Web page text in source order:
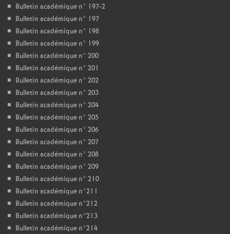
Bulletin académique n° 197-2
Bulletin académique n° 197
Bulletin académique n° 198
Bulletin académique n° 199
Bulletin académique n° 200
Bulletin académique n° 201
Bulletin académique n° 202
Bulletin académique n° 203
Bulletin académique n° 204
Bulletin académique n° 205
Bulletin académique n° 206
Bulletin académique n° 207
Bulletin académique n° 208
Bulletin académique n° 209
Bulletin académique n° 210
Bulletin académique n°211
Bulletin académique n°212
Bulletin académique n°213
Bulletin académique n°214